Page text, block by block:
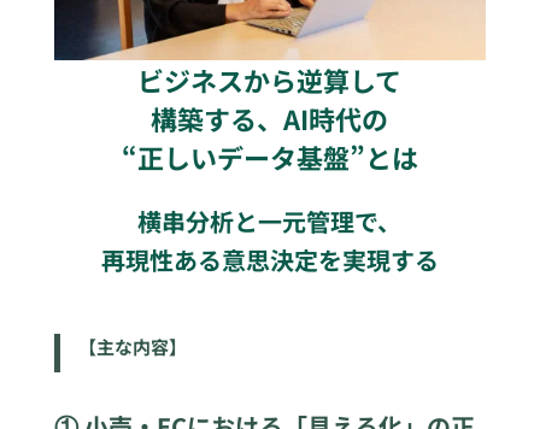
ビジネスから逆算して
構築する、AI時代の
“正しいデータ基盤”とは
横串分析と一元管理で、
再現性ある意思決定を実現する
【主な内容】